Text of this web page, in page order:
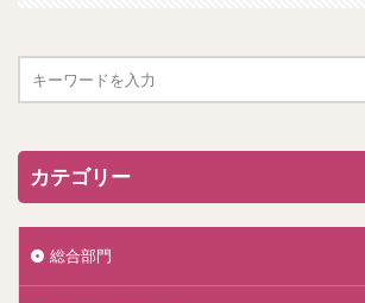
カテゴリー
総合部門